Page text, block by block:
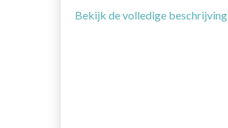
Bekijk de volledige beschrijving